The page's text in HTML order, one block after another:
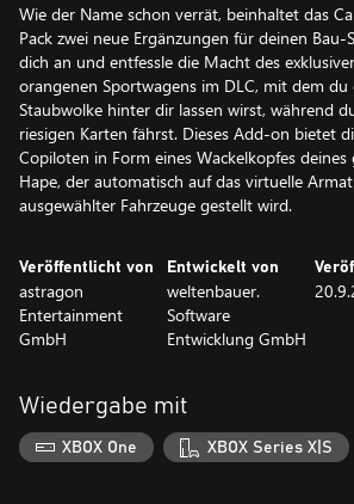
Wie der Name schon verrät, beinhaltet das
Pack zwei neue Ergänzungen für deinen Bau-
dich an und entfessle die Macht des
orangenen Sportwagens im DLC, mit dem du
Staubwolke hinter dir lassen wirst, während
riesigen Karten fährst. Dieses Add-on bietet
Copiloten in Form eines Wackelkopfes
Hape, der automatisch auf das virtuelle
ausgewählter Fahrzeuge gestellt wird.
Veröffentlicht von
astragon
Entertainment
GmbH
Entwickelt von
weltenbauer.
Software
Entwicklung GmbH
Wiedergabe mit
XBOX One XBOX Series X|S